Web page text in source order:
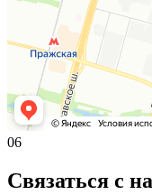
06
Связаться с